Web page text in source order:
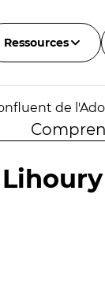
Ressources
de